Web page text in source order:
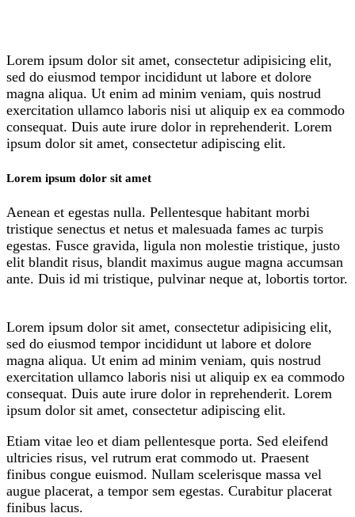
Lorem ipsum dolor sit amet, consectetur adipisicing elit,
sed do eiusmod tempor incididunt ut labore et dolore
magna aliqua. Ut enim ad minim veniam, quis nostrud
exercitation ullamco laboris nisi ut aliquip ex ea commodo
consequat. Duis aute irure dolor in reprehenderit. Lorem
ipsum dolor sit amet, consectetur adipiscing elit.
Lorem ipsum dolor sit amet
Aenean et egestas nulla. Pellentesque habitant morbi
tristique senectus et netus et malesuada fames ac turpis
egestas. Fusce gravida, ligula non molestie tristique, justo
elit blandit risus, blandit maximus augue magna accumsan
ante. Duis id mi tristique, pulvinar neque at, lobortis tortor.
Lorem ipsum dolor sit amet, consectetur adipisicing elit,
sed do eiusmod tempor incididunt ut labore et dolore
magna aliqua. Ut enim ad minim veniam, quis nostrud
exercitation ullamco laboris nisi ut aliquip ex ea commodo
consequat. Duis aute irure dolor in reprehenderit. Lorem
ipsum dolor sit amet, consectetur adipiscing elit.
Etiam vitae leo et diam pellentesque porta. Sed eleifend
ultricies risus, vel rutrum erat commodo ut. Praesent
finibus congue euismod. Nullam scelerisque massa vel
augue placerat, a tempor sem egestas. Curabitur placerat
finibus lacus.